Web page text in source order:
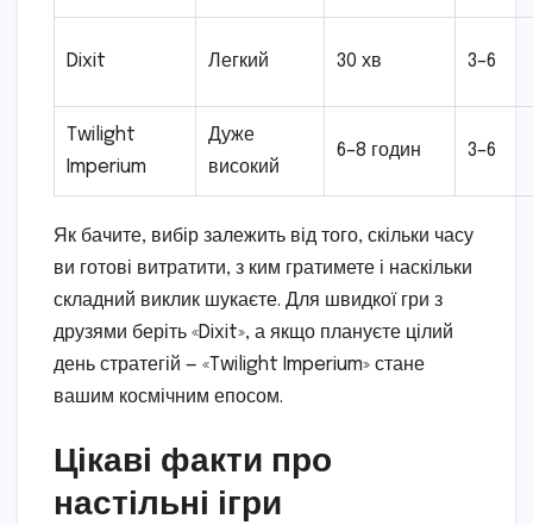
Dixit Легкий 30 хв 3–6
Twilight
Imperium
Дуже
високий
6–8 годин 3–6
Як бачите, вибір залежить від того, скільки часу
ви готові витратити, з ким гратимете і наскільки
складний виклик шукаєте. Для швидкої гри з
друзями беріть «Dixit», а якщо плануєте цілий
день стратегій — «Twilight Imperium» стане
вашим космічним епосом.
Цікаві факти про
настільні ігри